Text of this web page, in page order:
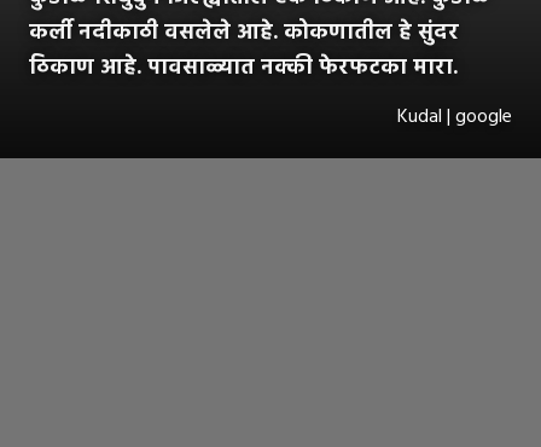
कर्ली नदीकाठी वसलेले आहे. कोकणातील हे सुंदर
ठिकाण आहे. पावसाळ्यात नक्की फेरफटका मारा.
Kudal | google